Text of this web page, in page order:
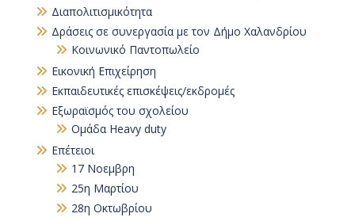
Διαπολιτισμικότητα
Δράσεις σε συνεργασία με τον Δήμο Χαλανδρίου
Κοινωνικό Παντοπωλείο
Εικονική Επιχείρηση
Εκπαιδευτικές επισκέψεις/εκδρομές
Εξωραϊσμός του σχολείου
Ομάδα Heavy duty
Επέτειοι
17 Νοεμβρη
25η Μαρτίου
28η Οκτωβρίου